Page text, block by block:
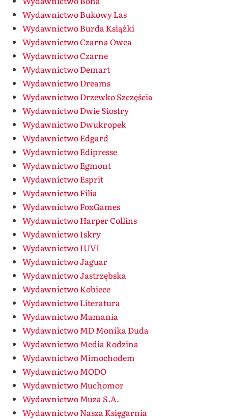
Wydawnictwo Bukowy Las
Wydawnictwo Burda Książki
Wydawnictwo Czarna Owca
Wydawnictwo Czarne
Wydawnictwo Demart
Wydawnictwo Dreams
Wydawnictwo Drzewko Szczęścia
Wydawnictwo Dwie Siostry
Wydawnictwo Dwukropek
Wydawnictwo Edgard
Wydawnictwo Edipresse
Wydawnictwo Egmont
Wydawnictwo Esprit
Wydawnictwo Filia
Wydawnictwo FoxGames
Wydawnictwo Harper Collins
Wydawnictwo Iskry
Wydawnictwo IUVI
Wydawnictwo Jaguar
Wydawnictwo Jastrzębska
Wydawnictwo Kobiece
Wydawnictwo Literatura
Wydawnictwo Mamania
Wydawnictwo MD Monika Duda
Wydawnictwo Media Rodzina
Wydawnictwo Mimochodem
Wydawnictwo MODO
Wydawnictwo Muchomor
Wydawnictwo Muza S.A.
Wydawnictwo Nasza Księgarnia